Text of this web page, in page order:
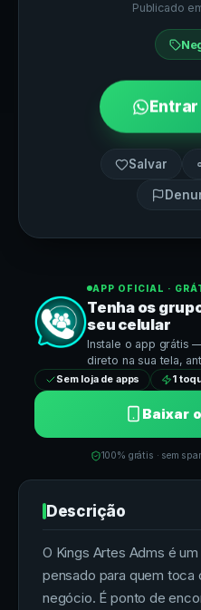
Publicado
Entrar
Salvar
APP OFICIAL ·
Tenha os
seu celular
Instale o app grátis
direto na sua tela,
Sem loja de apps 1
Baixar
100% grátis · sem
Descrição
O Kings Artes Adms é
pensado para quem toca
negócio. É ponto de